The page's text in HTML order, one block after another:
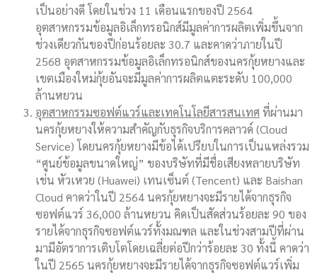
เป็นอย่างดี โดยในช่วง 11 เดือนแรกของปี 2564
อุตสาหกรรมข้อมูลอิเล็กทรอนิกส์มีมูลค่าการผลิตเพิ่มขึ้นจาก
ช่วงเดียวกันของปีก่อนร้อยละ 30.7 และคาดว่าภายในปี
2568 อุตสาหกรรมข้อมูลอิเล็กทรอนิกส์ของนครกุ้ยหยางและ
เขตเมืองใหม่กุ้ยอันจะมีมูลค่าการผลิตแตะระดับ 100,000
ล้านหยวน
อุตสาหกรรมซอฟต์แวร์และเทคโนโลยีสารสนเทศ ที่ผ่านมา
นครกุ้ยหยางให้ความสำคัญกับธุรกิจบริการคลาวด์ (Cloud
Service) โดยนครกุ้ยหยางมีข้อได้เปรียบในการเป็นแหล่งรวม
“ศูนย์ข้อมูลขนาดใหญ่” ของบริษัทที่มีชื่อเสียงหลายบริษัท
เช่น หัวเหวย (Huawei) เทนเซ็นต์ (Tencent) และ Baishan
Cloud คาดว่าในปี 2564 นครกุ้ยหยางจะมีรายได้จากธุรกิจ
ซอฟต์แวร์ 36,000 ล้านหยวน คิดเป็นสัดส่วนร้อยละ 90 ของ
รายได้จากธุรกิจซอฟต์แวร์ทั้งมณฑล และในช่วงสามปีที่ผ่าน
มามีอัตราการเติบโตโดยเฉลี่ยต่อปีกว่าร้อยละ 30 ทั้งนี้ คาดว่า
ในปี 2565 นครกุ้ยหยางจะมีรายได้จากธุรกิจซอฟต์แวร์เพิ่ม